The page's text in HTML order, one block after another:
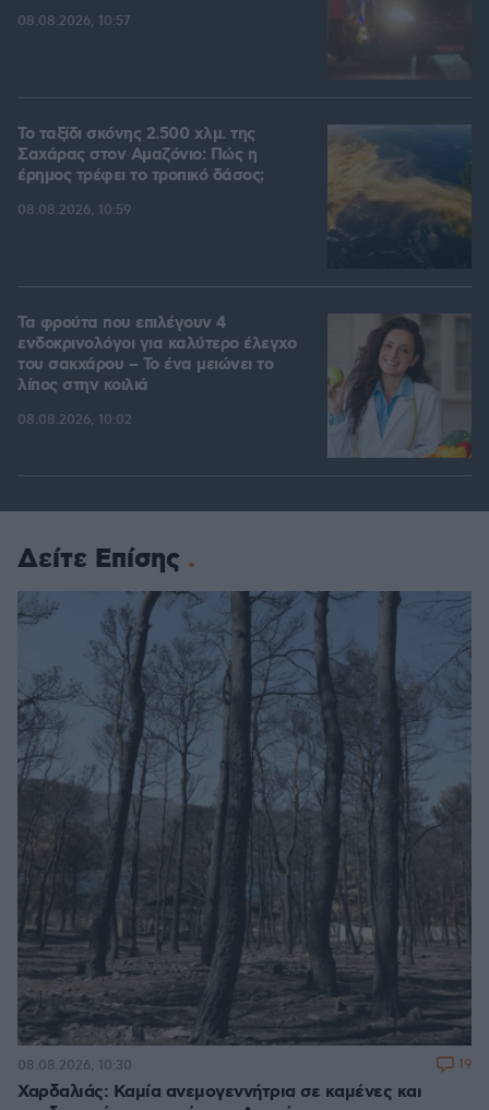
08.08.2026, 10:57
Το ταξίδι σκόνης 2.500 χλμ. της
Σαχάρας στον Αμαζόνιο: Πώς η
έρημος τρέφει το τροπικό δάσος;
08.08.2026, 10:59
Τα φρούτα που επιλέγουν 4
ενδοκρινολόγοι για καλύτερο έλεγχο
του σακχάρου – Το ένα μειώνει το
λίπος στην κοιλιά
08.08.2026, 10:02
Δείτε Επίσης
Χαρδαλιάς: Καμία ανεμογεννήτρια σε καμένες και
08.08.2026, 10:30 19